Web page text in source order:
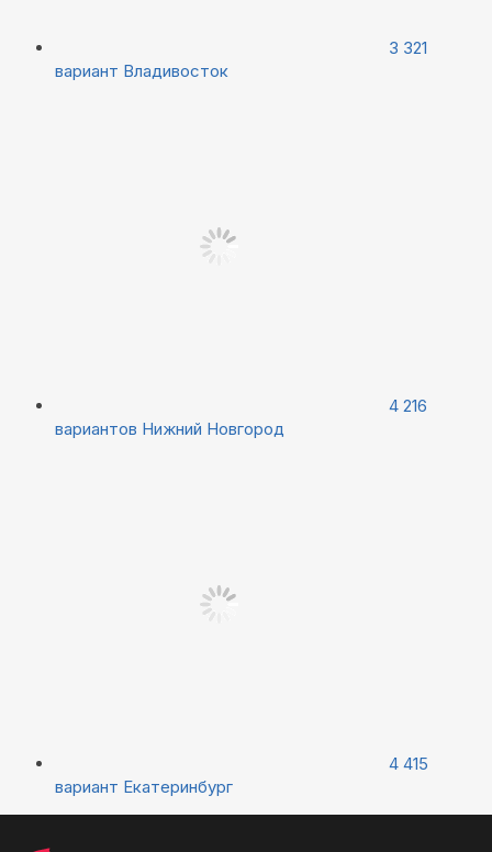
3 321
вариант Владивосток
4 216
вариантов Нижний Новгород
4 415
вариант Екатеринбург